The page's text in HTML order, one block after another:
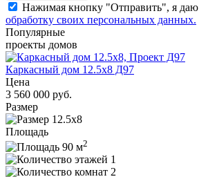
Нажимая кнопку "Отправить", я даю
обработку своих персональных данных.
Популярные
проекты домов
Каркасный дом 12.5х8 Д97
Цена
3 560 000 руб.
Размер
12.5х8
Площадь
90 м2
1
2